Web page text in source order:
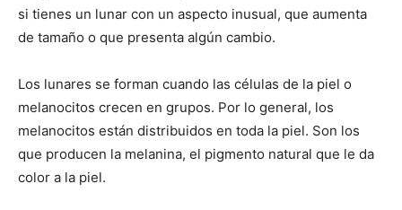
si tienes un lunar con un aspecto inusual, que aumenta
de tamaño o que presenta algún cambio.
Los lunares se forman cuando las células de la piel o
melanocitos crecen en grupos. Por lo general, los
melanocitos están distribuidos en toda la piel. Son los
que producen la melanina, el pigmento natural que le da
color a la piel.